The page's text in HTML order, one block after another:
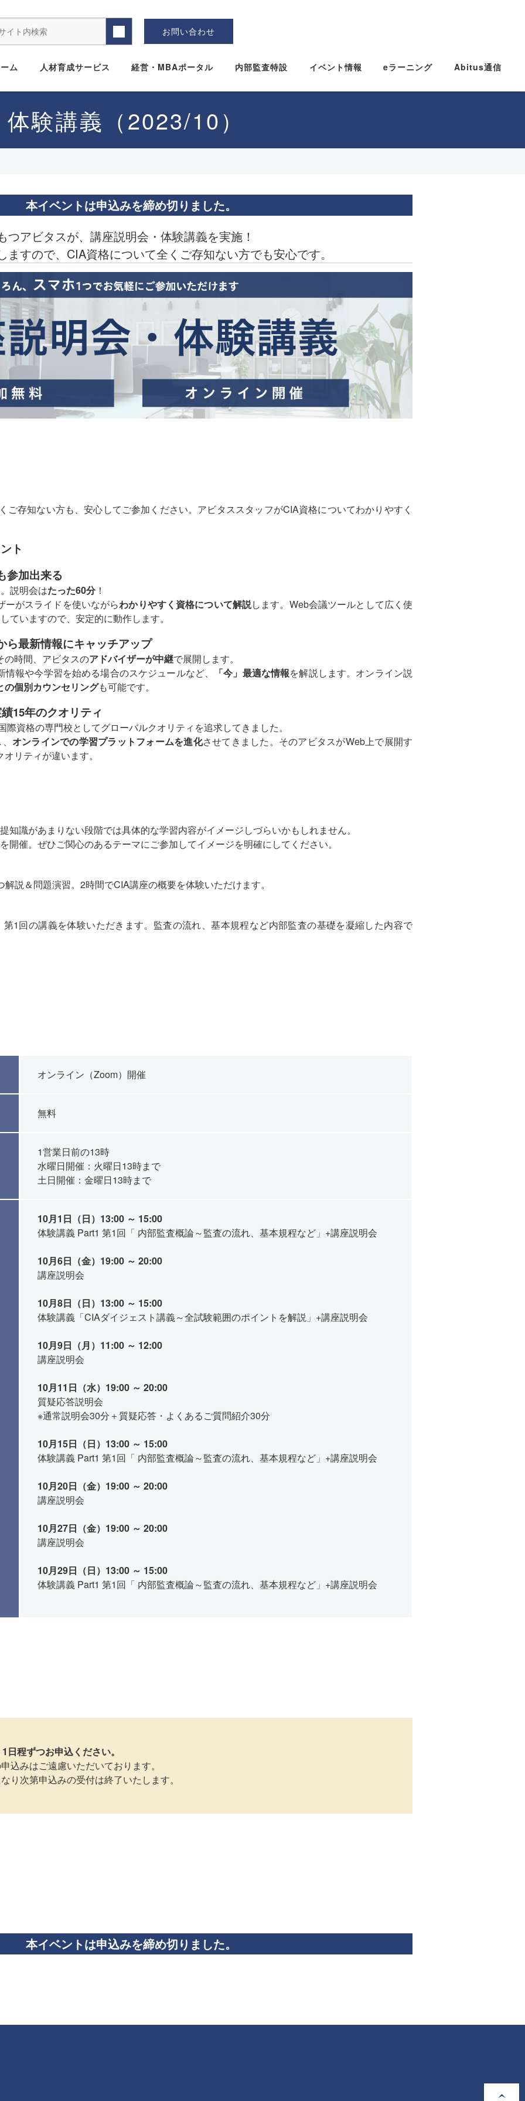
お問い合わせ
ム 人材育成サービス 経営・MBAポータル 内部監査特設 イベント情報 eラーニング Abitus通信
験講義（2023/10）
本イベントは申込みを締め切りました。
アビタスが、講座説明会・体験講義を実施！
すので、CIA資格について全くご存知ない方でも安心です。
ご存知ない方も、安心してご参加ください。アビタススタッフがCIA資格についてわかりやすく
ト
参加出来る
説明会はたった60分！
ーがスライドを使いながらわかりやすく資格について解説します。Web会議ツールとして広く使
ていますので、安定的に動作します。
ら最新情報にキャッチアップ
の時間、アビタスのアドバイザーが中継で展開します。
報や今学習を始める場合のスケジュールなど、
「今」最適な情報を解説します。オンライン説
の個別カウンセリングも可能です。
15年のクオリティ
資格の専門校としてグローバルクオリティを追求してきました。
オンラインでの学習プラットフォームを進化させてきました。そのアビタスがWeb上で展開す
リティが違います。
知識があまりない段階では具体的な学習内容がイメージしづらいかもしれません。
を開催。ぜひご関心のあるテーマにご参加してイメージを明確にしてください。
説＆問題演習。2時間でCIA講座の概要を体験いただけます。
1回の講義を体験いただきます。監査の流れ、基本規程など内部監査の基礎を凝縮した内容で
オンライン（Zoom）開催
無料
1営業日前の13時
水曜日開催：火曜日13時まで
土日開催：金曜日13時まで
10月1日（日）13:00 ～ 15:00
体験講義 Part1 第1回「 内部監査概論～監査の流れ、基本規程など」+講座説明会
10月6日（金）19:00 ～ 20:00
講座説明会
10月8日（日）13:00 ～ 15:00
体験講義「CIAダイジェスト講義～全試験範囲のポイントを解説」+講座説明会
10月9日（月）11:00 ～ 12:00
講座説明会
10月11日（水）19:00 ～ 20:00
質疑応答説明会
※通常説明会30分＋質疑応答・よくあるご質問紹介30分
10月15日（日）13:00 ～ 15:00
体験講義 Part1 第1回「 内部監査概論～監査の流れ、基本規程など」+講座説明会
10月20日（金）19:00 ～ 20:00
講座説明会
10月27日（金）19:00 ～ 20:00
講座説明会
10月29日（日）13:00 ～ 15:00
体験講義 Part1 第1回「 内部監査概論～監査の流れ、基本規程など」+講座説明会
程ずつお申込ください。
込みはご遠慮いただいております。
り次第申込みの受付は終了いたします。
本イベントは申込みを締め切りました。